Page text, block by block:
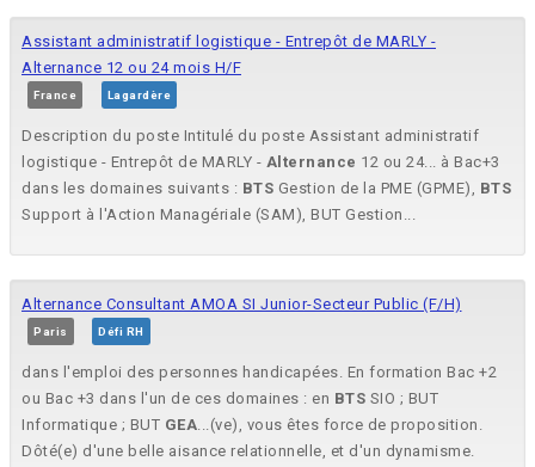
Assistant administratif logistique - Entrepôt de MARLY -
Alternance 12 ou 24 mois H/F
France Lagardère
Description du poste Intitulé du poste Assistant administratif
logistique - Entrepôt de MARLY - Alternance 12 ou 24... à Bac+3
dans les domaines suivants : BTS Gestion de la PME (GPME), BTS
Support à l'Action Managériale (SAM), BUT Gestion...
Alternance Consultant AMOA SI Junior-Secteur Public (F/H)
Paris Défi RH
dans l'emploi des personnes handicapées. En formation Bac +2
ou Bac +3 dans l'un de ces domaines : en BTS SIO ; BUT
Informatique ; BUT GEA...(ve), vous êtes force de proposition.
Dôté(e) d'une belle aisance relationnelle, et d'un dynamisme.